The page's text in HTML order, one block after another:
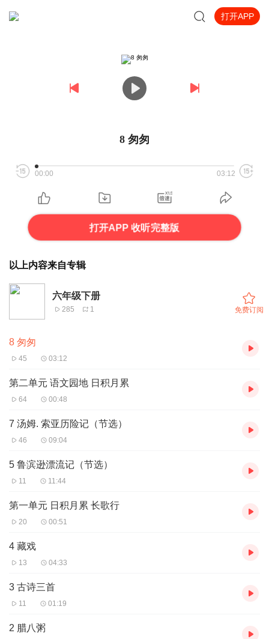
打开APP
8 匆匆
00:00 03:12
打开APP 收听完整版
以上内容来自专辑
六年级下册
285 1 免费订阅
8 匆匆
45 03:12
第二单元 语文园地 日积月累
64 00:48
7 汤姆. 索亚历险记（节选）
46 09:04
5 鲁滨逊漂流记（节选）
11 11:44
第一单元 日积月累 长歌行
20 00:51
4 藏戏
13 04:33
3 古诗三首
11 01:19
2 腊八粥